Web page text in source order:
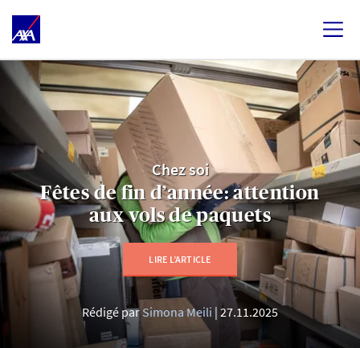
Chez soi
Fêtes de fin d’année: attention
aux vols de paquets
LIRE L’ARTICLE
Rédigé parSimona Meili 27.11.2025